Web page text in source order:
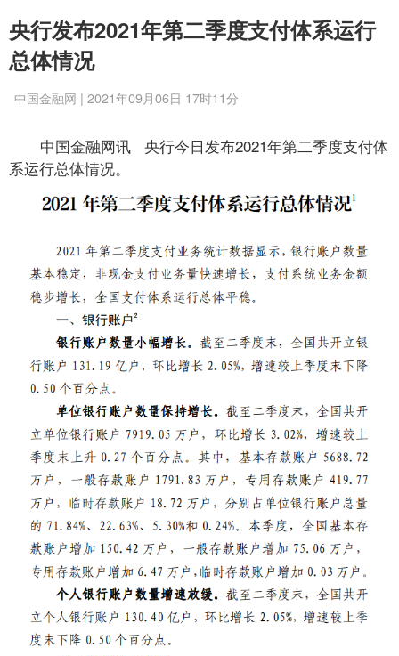
央行发布2021年第二季度支付体系运行
总体情况
中国金融网 | 2021年09月06日 17时11分
中国金融网讯 央行今日发布2021年第二季度支付体
系运行总体情况。